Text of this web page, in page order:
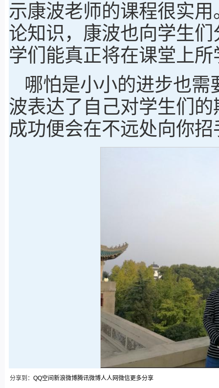
示康波老师的课程很实
论知识，康波也向学生
学们能真正将在课堂上
哪怕是小小的进步也
波表达了自己对学生们
成功便会在不远处向你招
分享到： QQ空间 新浪微博腾讯微博人人网微信更多分享